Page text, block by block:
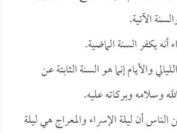
الآتية.
يكفر السنة الماضية.
والأيام إنما هو السنة الثابتة عن
وسلامه وبركاته عليه.
أن ليلة الإسراء والمعراج هي ليلة